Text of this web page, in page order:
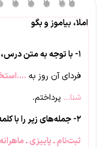
املا، بیاموز و بگو
۱- با توجه به متن درس، جاهای خالی را با کلمه های مناسب پر کن.
فردای آن روز به
شنا… پرداختم.
۲- جمله‌های زیر را با کلمه‌های مناسب تکمیل کن.
ثبت‌نام ـ پاییزی ـ